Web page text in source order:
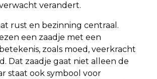
verandert.
rust en bezinning centraal.
een zaadje met een
zoals moed, veerkracht
Dat zaadje gaat niet alleen de
staat ook symbool voor